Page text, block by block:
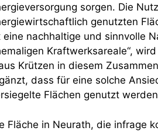
sorgen. Die
genutzten
eine nachhaltige und sinnvolle
Kraftwerksareale“,
Krützen in diesem
dass für eine solche
Flächen genutzt
Fläche in Neurath, die infrage